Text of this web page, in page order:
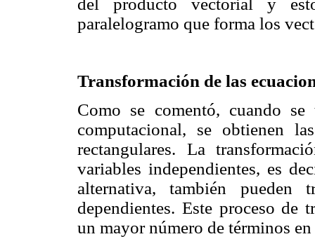
paralelogramo que forma los
Transformación de las
Como se comentó, cuando
computacional, se obtienen
rectangulares. La
variables independientes, es
alternativa, también pueden
dependientes. Este proceso de
un mayor número de términos